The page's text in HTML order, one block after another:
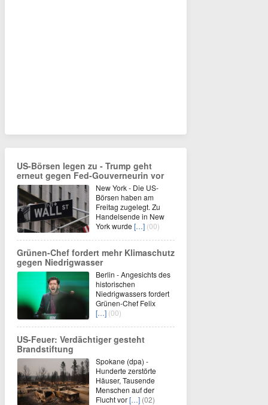
US-Börsen legen zu - Trump geht
erneut gegen Fed-Gouverneurin vor
New York - Die US-
Börsen haben am
Freitag zugelegt. Zu
Handelsende in New
York wurde […] (00)
Grünen-Chef fordert mehr Klimaschutz
gegen Niedrigwasser
Berlin - Angesichts des
historischen
Niedrigwassers fordert
Grünen-Chef Felix
[…] (00)
US-Feuer: Verdächtiger gesteht
Brandstiftung
Spokane (dpa) -
Hunderte zerstörte
Häuser, Tausende
Menschen auf der
Flucht vor[…] (02)